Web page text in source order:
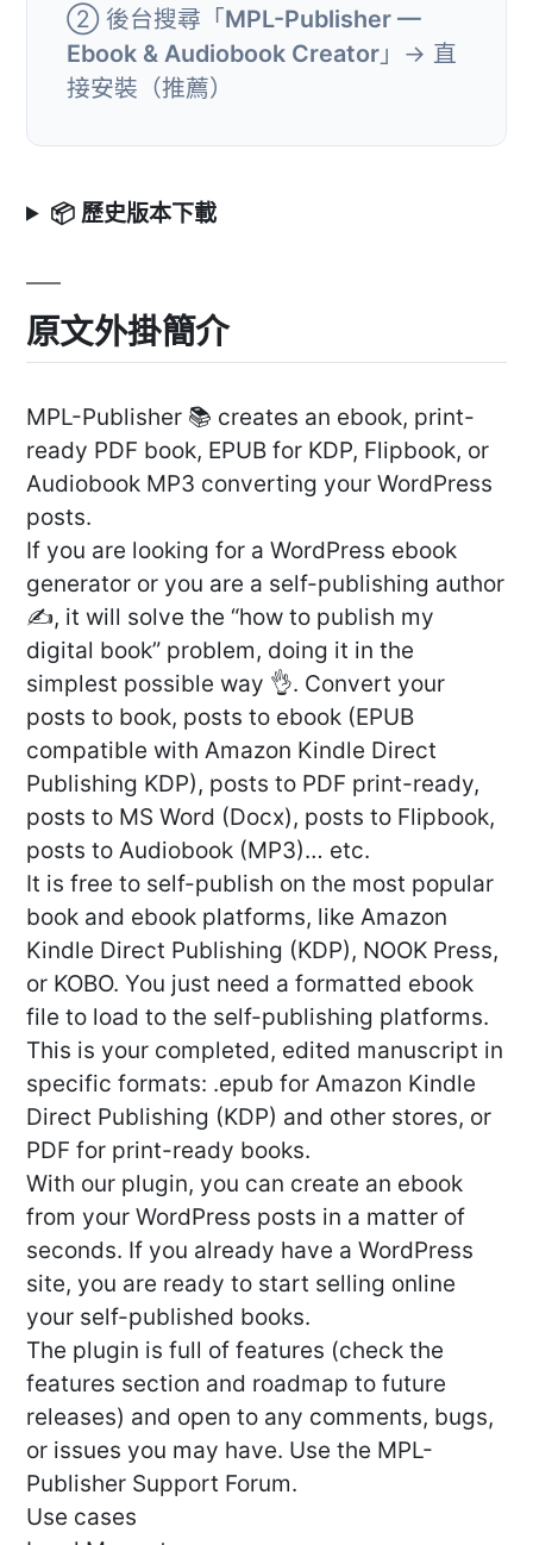
② 後台搜尋「MPL-Publisher —
Ebook & Audiobook Creator 」→ 直
接安裝（推薦）
📦 歷史版本下載
原文外掛簡介
MPL-Publisher 📚 creates an ebook, print-
ready PDF book, EPUB for KDP, Flipbook, or
Audiobook MP3 converting your WordPress
posts.
If you are looking for a WordPress ebook
generator or you are a self-publishing author
✍️, it will solve the “how to publish my
digital book” problem, doing it in the
simplest possible way 👌. Convert your
posts to book, posts to ebook (EPUB
compatible with Amazon Kindle Direct
Publishing KDP), posts to PDF print-ready,
posts to MS Word (Docx), posts to Flipbook,
posts to Audiobook (MP3)… etc.
It is free to self-publish on the most popular
book and ebook platforms, like Amazon
Kindle Direct Publishing (KDP), NOOK Press,
or KOBO. You just need a formatted ebook
file to load to the self-publishing platforms.
This is your completed, edited manuscript in
specific formats: .epub for Amazon Kindle
Direct Publishing (KDP) and other stores, or
PDF for print-ready books.
With our plugin, you can create an ebook
from your WordPress posts in a matter of
seconds. If you already have a WordPress
site, you are ready to start selling online
your self-published books.
The plugin is full of features (check the
features section and roadmap to future
releases) and open to any comments, bugs,
or issues you may have. Use the MPL-
Publisher Support Forum.
Use cases